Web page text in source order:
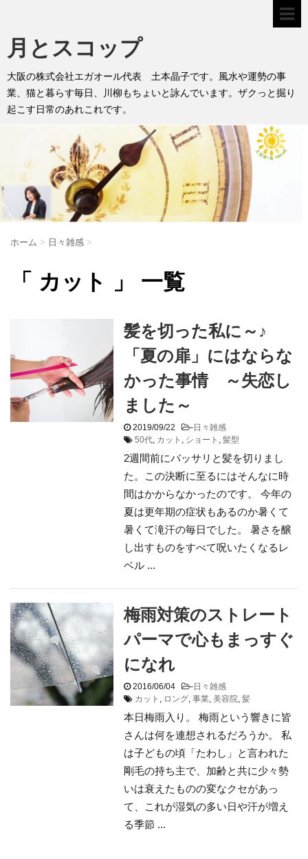
月とスコップ
大阪の株式会社エガオール代表 土本晶子です。風水や運勢の事
業、猫と暮らす毎日、川柳もちょいと詠んでいます。ザクっと掘り
起こす日常のあれこれです。
ホーム > 日々雑感 >
「 カット 」 一覧
髪を切った私に～♪
「夏の扉」にはならな
かった事情 ～失恋し
ました～
2019/09/22 -日々雑感
50代, カット , ショート , 髪型
2週間前にバッサリと髪を切りまし
た。この決断に至るにはそんなに時
間はかからなかったのです。 今年の
夏は更年期の症状もあるのか暑くて
暑くて滝汗の毎日でした。 暑さを醸
し出すものをすべて呪いたくなるレ
ベル ...
梅雨対策のストレート
パーマで心もまっすぐ
になれ
2016/06/04 -日々雑感
カット , ロング, 事業, 美容院, 髪
本日梅雨入り。 梅雨という響きに皆
さんは何を連想されるだろうか。 私
は子どもの頃「たわし」と言われた
剛毛の持ち主で、加齢と共に少々勢
いは衰えたものの変なクセがあっ
て、これが湿気の多い日や汗が増え
る季節 ...